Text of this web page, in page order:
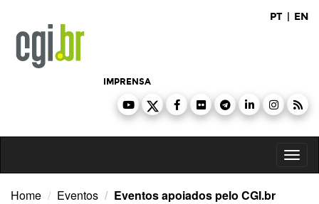
conteúdo
PT | EN
IMPRENSA
Home Eventos Eventos apoiados pelo CGI.br